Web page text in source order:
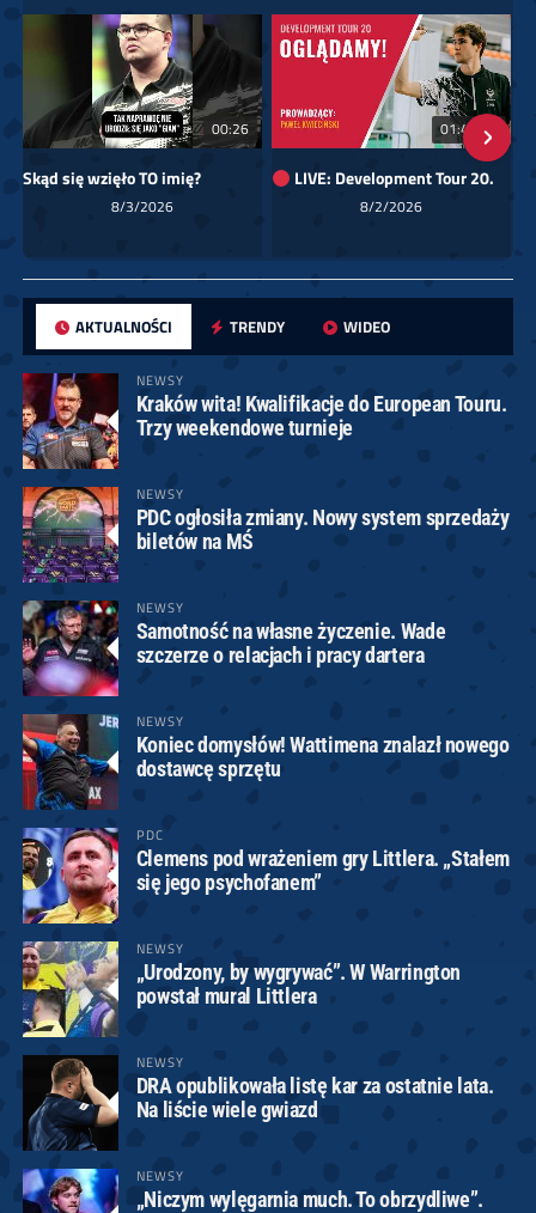
00:26
Skąd się wzięło TO imię?
8/3/2026
01:40:24
LIVE: Development Tour 20.
8/2/2026
AKTUALNOŚCI TRENDY WIDEO
NEWSY
Kraków wita! Kwalifikacje do European Touru.
Trzy weekendowe turnieje
NEWSY
PDC ogłosiła zmiany. Nowy system sprzedaży
biletów na MŚ
NEWSY
Samotność na własne życzenie. Wade
szczerze o relacjach i pracy dartera
NEWSY
Koniec domysłów! Wattimena znalazł nowego
dostawcę sprzętu
PDC
Clemens pod wrażeniem gry Littlera. „Stałem
się jego psychofanem”
NEWSY
„Urodzony, by wygrywać”. W Warrington
powstał mural Littlera
NEWSY
DRA opublikowała listę kar za ostatnie lata.
Na liście wiele gwiazd
NEWSY
„Niczym wylęgarnia much. To obrzydliwe”.